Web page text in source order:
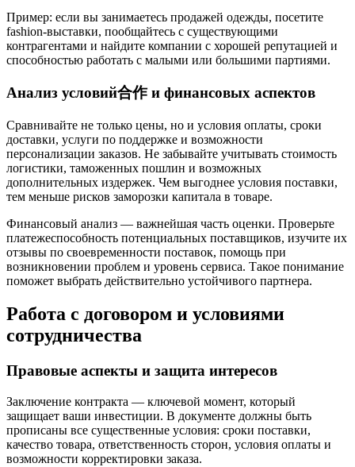
Пример: если вы занимаетесь продажей одежды, посетите
fashion-выставки, пообщайтесь с существующими
контрагентами и найдите компании с хорошей репутацией и
способностью работать с малыми или большими партиями.
Анализ условий合作 и финансовых аспектов
Сравнивайте не только цены, но и условия оплаты, сроки
доставки, услуги по поддержке и возможности
персонализации заказов. Не забывайте учитывать стоимость
логистики, таможенных пошлин и возможных
дополнительных издержек. Чем выгоднее условия поставки,
тем меньше рисков заморозки капитала в товаре.
Финансовый анализ — важнейшая часть оценки. Проверьте
платежеспособность потенциальных поставщиков, изучите их
отзывы по своевременности поставок, помощь при
возникновении проблем и уровень сервиса. Такое понимание
поможет выбрать действительно устойчивого партнера.
Работа с договором и условиями
сотрудничества
Правовые аспекты и защита интересов
Заключение контракта — ключевой момент, который
защищает ваши инвестиции. В документе должны быть
прописаны все существенные условия: сроки поставки,
качество товара, ответственность сторон, условия оплаты и
возможности корректировки заказа.